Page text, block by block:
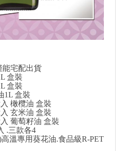
能宅配出貨
盒裝
盒裝
1L 盒裝
橄欖油 盒裝
玄米油 盒裝
葡萄籽油 盒裝
.三款各4
高溫專用葵花油.食品級R-PET